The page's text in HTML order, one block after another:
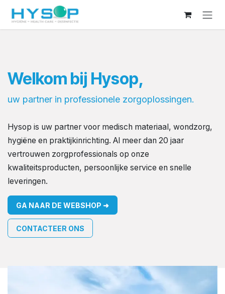
Overslaan naar inhoud
Welkom bij Hysop,
uw partner in professionele zorgoplossingen.
Hysop is uw partner voor medisch materiaal, wondzorg,
hygiëne en praktijkinrichting. Al meer dan 20 jaar
vertrouwen zorgprofessionals op onze
kwaliteitsproducten, persoonlijke service en snelle
leveringen.
GA NAAR DE WEBS​HOP ➜
CONTACTEER ONS